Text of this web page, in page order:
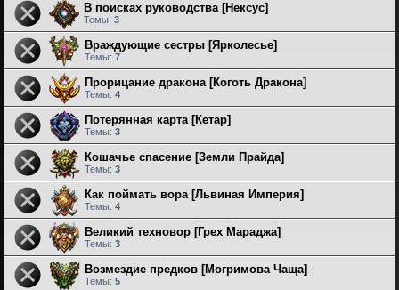
В поисках руководства [Нексус]
Темы: 3
Враждующие сестры [Ярколесье]
Темы: 7
Прорицание дракона [Коготь Дракона]
Темы: 4
Потерянная карта [Кетар]
Темы: 3
Кошачье спасение [Земли Прайда]
Темы: 3
Как поймать вора [Львиная Империя]
Темы: 4
Великий техновор [Грех Мараджа]
Темы: 3
Возмездие предков [Могримова Чаща]
Темы: 5